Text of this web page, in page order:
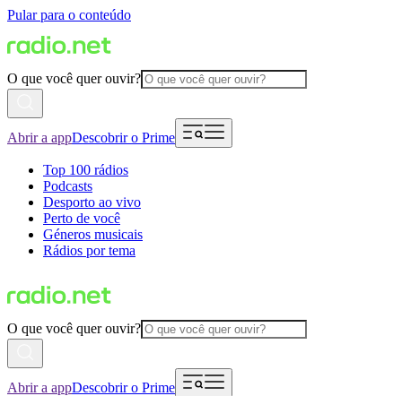
Pular para o conteúdo
O que você quer ouvir?
Abrir a appDescobrir o Prime
Top 100 rádios
Podcasts
Desporto ao vivo
Perto de você
Géneros musicais
Rádios por tema
O que você quer ouvir?
Abrir a appDescobrir o Prime